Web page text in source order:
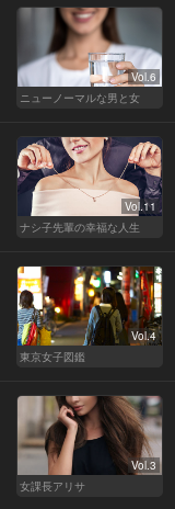
Vol.6
ニューノーマルな男と女
Vol.11
ナシ子先輩の幸福な人生
Vol.4
東京女子図鑑
Vol.3
女課長アリサ